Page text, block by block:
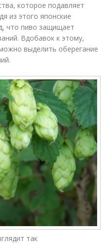
которое подавляет
из этого японские
что пиво защищает
Вдобавок к этому,
выделить оберегание
так